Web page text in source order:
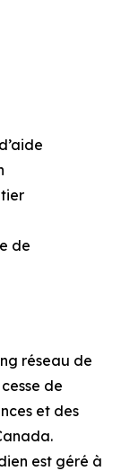
de
réseau de
de
et des
est géré à